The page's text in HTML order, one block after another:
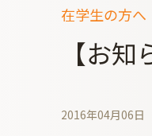
在学生の方へ
【お
2016年04月06日